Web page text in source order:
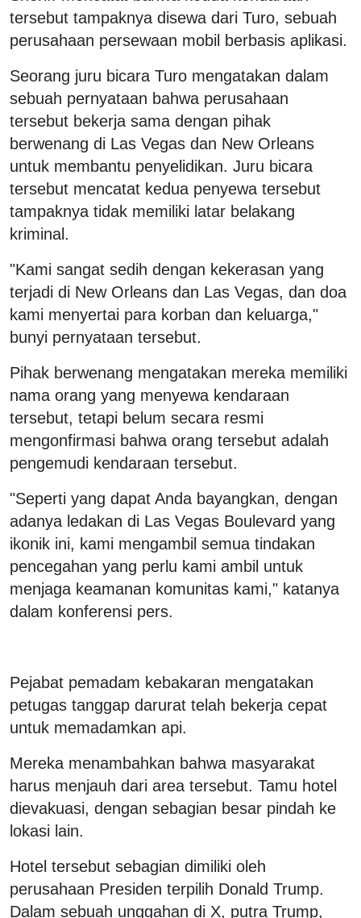
tersebut tampaknya disewa dari Turo, sebuah
perusahaan persewaan mobil berbasis aplikasi.
Seorang juru bicara Turo mengatakan dalam
sebuah pernyataan bahwa perusahaan
tersebut bekerja sama dengan pihak
berwenang di Las Vegas dan New Orleans
untuk membantu penyelidikan. Juru bicara
tersebut mencatat kedua penyewa tersebut
tampaknya tidak memiliki latar belakang
kriminal.
"Kami sangat sedih dengan kekerasan yang
terjadi di New Orleans dan Las Vegas, dan doa
kami menyertai para korban dan keluarga,"
bunyi pernyataan tersebut.
Pihak berwenang mengatakan mereka memiliki
nama orang yang menyewa kendaraan
tersebut, tetapi belum secara resmi
mengonfirmasi bahwa orang tersebut adalah
pengemudi kendaraan tersebut.
"Seperti yang dapat Anda bayangkan, dengan
adanya ledakan di Las Vegas Boulevard yang
ikonik ini, kami mengambil semua tindakan
pencegahan yang perlu kami ambil untuk
menjaga keamanan komunitas kami," katanya
dalam konferensi pers.
Pejabat pemadam kebakaran mengatakan
petugas tanggap darurat telah bekerja cepat
untuk memadamkan api.
Mereka menambahkan bahwa masyarakat
harus menjauh dari area tersebut. Tamu hotel
dievakuasi, dengan sebagian besar pindah ke
lokasi lain.
Hotel tersebut sebagian dimiliki oleh
perusahaan Presiden terpilih Donald Trump.
Dalam sebuah unggahan di X, putra Trump,